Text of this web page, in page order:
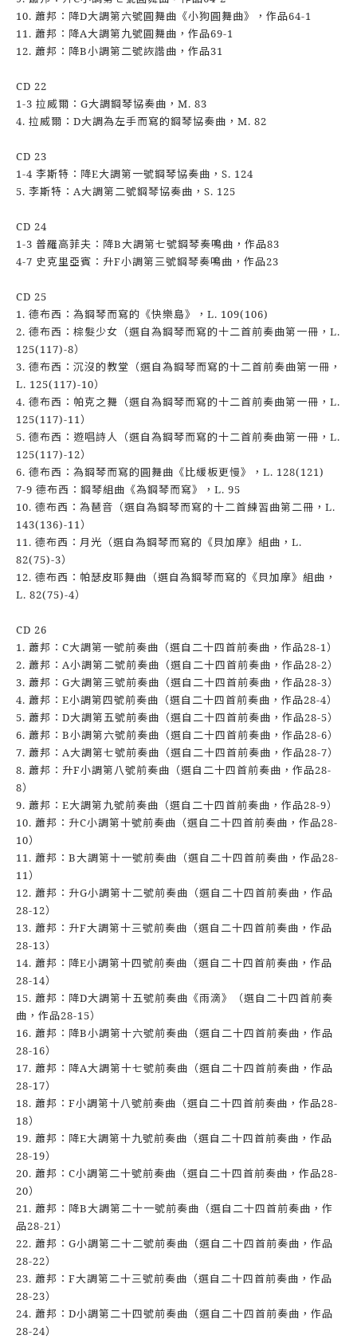
10. 蕭邦：降D大調第六號圓舞曲《小狗圓舞曲》，作品64-1
11. 蕭邦：降A大調第九號圓舞曲，作品69-1
12. 蕭邦：降B小調第二號詼諧曲，作品31
CD 22
1-3 拉威爾：G大調鋼琴協奏曲，M. 83
4. 拉威爾：D大調為左手而寫的鋼琴協奏曲，M. 82
CD 23
1-4 李斯特：降E大調第一號鋼琴協奏曲，S. 124
5. 李斯特：A大調第二號鋼琴協奏曲，S. 125
CD 24
1-3 普羅高菲夫：降B大調第七號鋼琴奏鳴曲，作品83
4-7 史克里亞賓：升F小調第三號鋼琴奏鳴曲，作品23
CD 25
1. 德布西：為鋼琴而寫的《快樂島》，L. 109(106)
2. 德布西：棕髮少女（選自為鋼琴而寫的十二首前奏曲第一冊，L.
125(117)-8）
3. 德布西：沉沒的教堂（選自為鋼琴而寫的十二首前奏曲第一冊，
L. 125(117)-10）
4. 德布西：帕克之舞（選自為鋼琴而寫的十二首前奏曲第一冊，L.
125(117)-11）
5. 德布西：遊唱詩人（選自為鋼琴而寫的十二首前奏曲第一冊，L.
125(117)-12）
6. 德布西：為鋼琴而寫的圓舞曲《比緩板更慢》，L. 128(121)
7-9 德布西：鋼琴組曲《為鋼琴而寫》，L. 95
10. 德布西：為琶音（選自為鋼琴而寫的十二首練習曲第二冊，L.
143(136)-11）
11. 德布西：月光（選自為鋼琴而寫的《貝加摩》組曲，L.
82(75)-3）
12. 德布西：帕瑟皮耶舞曲（選自為鋼琴而寫的《貝加摩》組曲，
L. 82(75)-4）
CD 26
1. 蕭邦：C大調第一號前奏曲（選自二十四首前奏曲，作品28-1）
2. 蕭邦：A小調第二號前奏曲（選自二十四首前奏曲，作品28-2）
3. 蕭邦：G大調第三號前奏曲（選自二十四首前奏曲，作品28-3）
4. 蕭邦：E小調第四號前奏曲（選自二十四首前奏曲，作品28-4）
5. 蕭邦：D大調第五號前奏曲（選自二十四首前奏曲，作品28-5）
6. 蕭邦：B小調第六號前奏曲（選自二十四首前奏曲，作品28-6）
7. 蕭邦：A大調第七號前奏曲（選自二十四首前奏曲，作品28-7）
8. 蕭邦：升F小調第八號前奏曲（選自二十四首前奏曲，作品28-
8）
9. 蕭邦：E大調第九號前奏曲（選自二十四首前奏曲，作品28-9）
10. 蕭邦：升C小調第十號前奏曲（選自二十四首前奏曲，作品28-
10）
11. 蕭邦：B大調第十一號前奏曲（選自二十四首前奏曲，作品28-
11）
12. 蕭邦：升G小調第十二號前奏曲（選自二十四首前奏曲，作品
28-12）
13. 蕭邦：升F大調第十三號前奏曲（選自二十四首前奏曲，作品
28-13）
14. 蕭邦：降E小調第十四號前奏曲（選自二十四首前奏曲，作品
28-14）
15. 蕭邦：降D大調第十五號前奏曲《雨滴》（選自二十四首前奏
曲，作品28-15）
16. 蕭邦：降B小調第十六號前奏曲（選自二十四首前奏曲，作品
28-16）
17. 蕭邦：降A大調第十七號前奏曲（選自二十四首前奏曲，作品
28-17）
18. 蕭邦：F小調第十八號前奏曲（選自二十四首前奏曲，作品28-
18）
19. 蕭邦：降E大調第十九號前奏曲（選自二十四首前奏曲，作品
28-19）
20. 蕭邦：C小調第二十號前奏曲（選自二十四首前奏曲，作品28-
20）
21. 蕭邦：降B大調第二十一號前奏曲（選自二十四首前奏曲，作
品28-21）
22. 蕭邦：G小調第二十二號前奏曲（選自二十四首前奏曲，作品
28-22）
23. 蕭邦：F大調第二十三號前奏曲（選自二十四首前奏曲，作品
28-23）
24. 蕭邦：D小調第二十四號前奏曲（選自二十四首前奏曲，作品
28-24）